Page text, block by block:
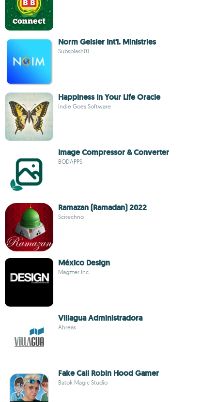
Norm Geisler Int'l. Ministries
Subsplash01
Happiness In Your Life Oracle
Indie Goes Software
Image Compressor & Converter
BODAPPS
Ramazan (Ramadan) 2022
Scitechno
México Design
Magzter Inc.
Villagua Administradora
Ahreas
Fake Call Robin Hood Gamer
Batok Magic Studio